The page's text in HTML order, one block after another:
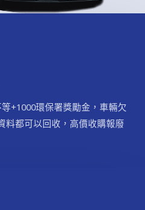
+1000環保署獎勵金，車輛欠
料都可以回收，高價收購報廢